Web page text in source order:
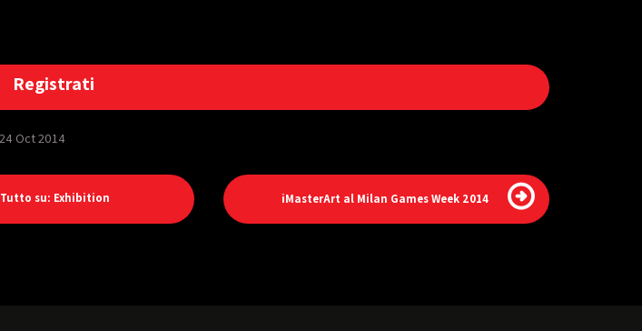
Registrati
24 Oct 2014
Tutto su: Exhibition iMasterArt al Milan Games Week 2014